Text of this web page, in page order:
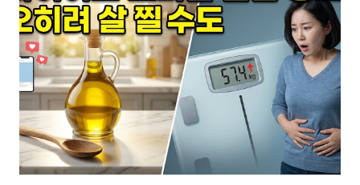
이차성으로 나뉘며, 일차성 두통에는 편두통, 긴장성두통, 군발두
통이 포함된다 고 설명한다. 두통 완화를 막는 진짜 원인, 세 가지
패턴을 발견했다 여러 기사와 연구자료를 취합해보니, 반복되는
두통에는 공통된 패턴이 보였다. 첫 번째는 근육 긴장이다. 서울대
학교병원 긴장성 두통 정보 에 따르면, 긴장성 두통은 두피 주변 근
육이 지속적으로 수축하면서 발생한다. 키보드 작업, 스마트폰 사
용, 장시간 같은 자세가 원인이다. 헬스뉴스 기사 에서도 중년에 발
생하는 긴장형 두통의 주요 원인으로 스트레스와 운동 부족을 지